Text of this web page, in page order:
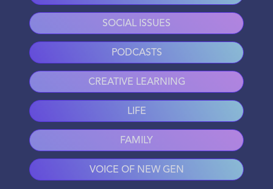
SOCIAL ISSUES
PODCASTS
CREATIVE LEARNING
LIFE
FAMILY
VOICE OF NEW GEN